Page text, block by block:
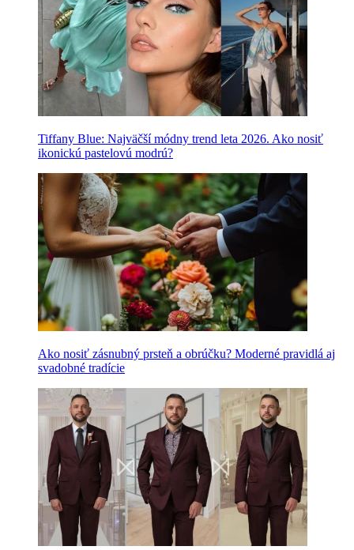
Tiffany Blue: Najväčší módny trend leta 2026. Ako nosiť
ikonickú pastelovú modrú?
Ako nosiť zásnubný prsteň a obrúčku? Moderné pravidlá aj
svadobné tradície